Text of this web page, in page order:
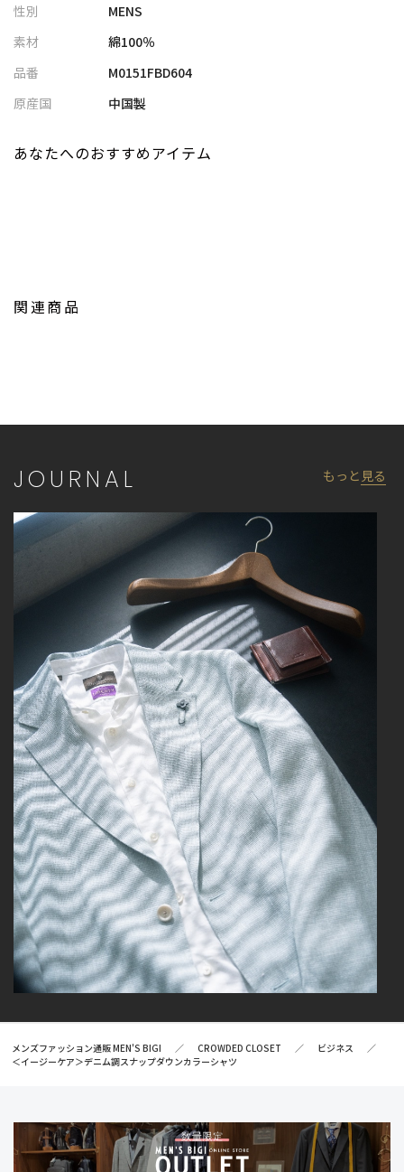
ナップボタンで留めるスナップダウン仕様。
ヨーク裏、カフス裏、脇ピースに施された別生地もアクセント
身頃にはウエストに絞りを入れ、細身でスタイリッシュなシルエ
ットに仕上げました。
身長180cm バスト87.5cm ウエスト74cm ヒップ90cm 着用
※サイズは弊社規定の採寸によって記載しておりますが、若干の
性別
MENS
素材
綿100％
品番
M0151FBD604
原産国
中国製
関連商品
あなたへのおすすめアイテム
JOURNAL もっと 見る
メンズファッション通販 MEN'S BIGI CROWDED CLOSET
ビジネス
＜イージーケア＞デニム調スナップダウンカラーシャツ